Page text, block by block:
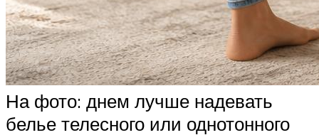
На фото: днем лучше надевать
белье телесного или однотонного